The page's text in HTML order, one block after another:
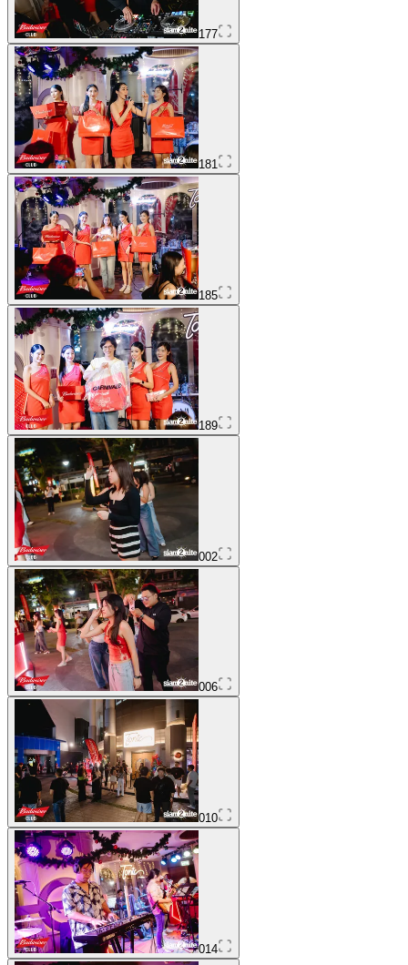
177
181
185
189
002
006
010
014